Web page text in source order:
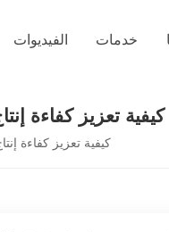
الفيديوات خدمات
كيفية تعزيز كفاءة إنتاج آلات تصنيع
كيفية تعزيز كفاءة إنتاج آلات تصنيع الطوب: